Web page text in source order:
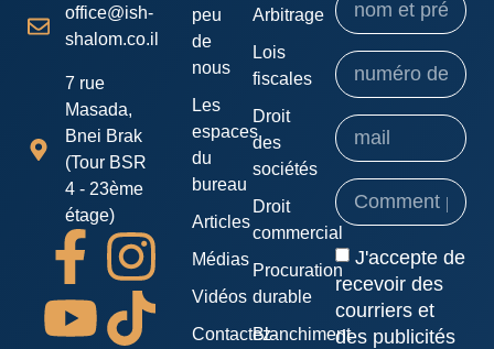
office@ish-
shalom.co.il
7 rue
Masada,
Bnei Brak
(Tour BSR
4 - 23ème
étage)
peu
de
nous
Les
espaces
du
bureau
Articles
Médias
Vidéos
Contactez-
Arbitrage
Lois
fiscales
Droit
des
sociétés
Droit
commercial
Procuration
durable
Blanchiment
J'accepte de
recevoir des
courriers et
des publicités